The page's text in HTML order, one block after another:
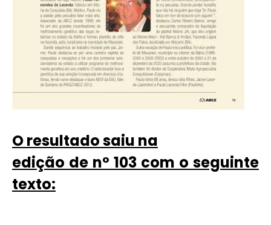
O resultado saiu na
edição de nº 103 com o seguinte
texto: